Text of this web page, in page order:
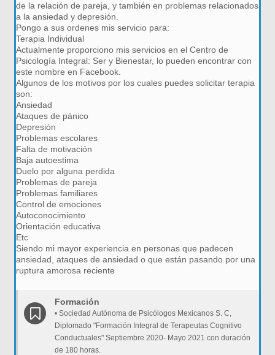
de la relación de pareja, y también en problemas relacionados
a la ansiedad y depresión.
Pongo a sus ordenes mis servicio para:
Terapia Individual
Actualmente proporciono mis servicios en el Centro de
Psicología Integral: Ser y Bienestar, lo pueden encontrar con
este nombre en Facebook.
Algunos de los motivos por los cuales puedes solicitar terapia
son:
Ansiedad
Ataques de pánico
Depresión
Problemas escolares
Falta de motivación
Baja autoestima
Duelo por alguna perdida
Problemas de pareja
Problemas familiares
Control de emociones
Autoconocimiento
Orientación educativa
Etc
Siendo mi mayor experiencia en personas que padecen
ansiedad, ataques de ansiedad o que están pasando por una
ruptura amorosa reciente
Formación
• Sociedad Autónoma de Psicólogos Mexicanos S. C,
Diplomado "Formación Integral de Terapeutas Cognitivo
Conductuales" Septiembre 2020- Mayo 2021 con duración
de 180 horas.